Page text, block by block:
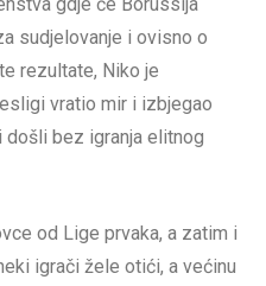
sudjelovanje i ovisno o
rezultate, Niko je
vratio mir i izbjegao
bez igranja elitnog
od Lige prvaka, a zatim i
igrači žele otići, a većinu